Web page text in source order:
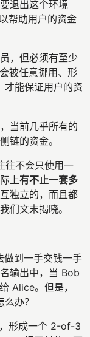
退出这个环境
帮助用户的资金
，但必须有至少
被任意挪用、形
才能保证用户的资
当前几乎所有的
链的资金。
往不会只使用一
上有不止一套多
独立的，而且都
们文末揭晓。
到一手交钱一手
输出中，当 Bob
Alice。但是，
办？
形成一个 2-of-3